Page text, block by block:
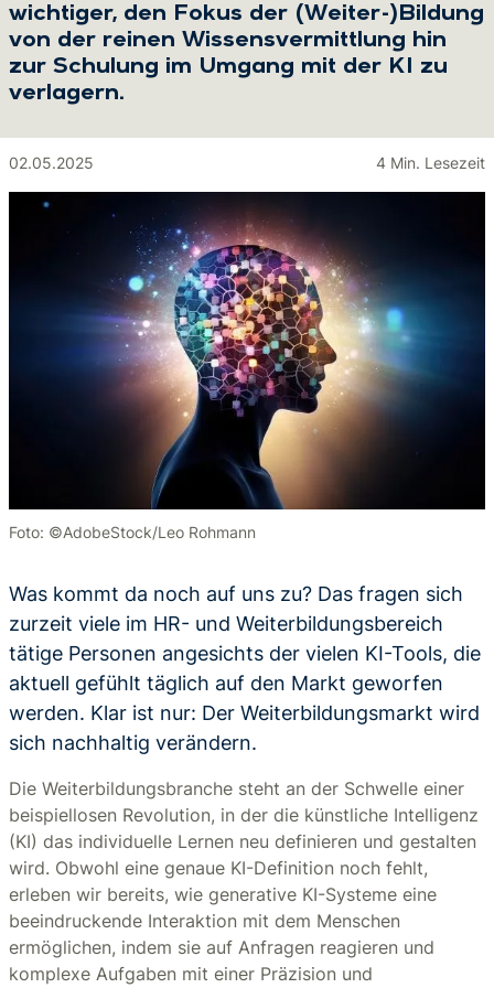
wichtiger, den Fokus der (Weiter-)Bildung
von der reinen Wissensvermittlung hin
zur Schulung im Umgang mit der KI zu
verlagern.
02.05.2025 4 Min. Lesezeit
Foto: ©AdobeStock/Leo Rohmann
Was kommt da noch auf uns zu? Das fragen sich
zurzeit viele im HR- und Weiterbildungsbereich
tätige Personen angesichts der vielen KI-Tools, die
aktuell gefühlt täglich auf den Markt geworfen
werden. Klar ist nur: Der Weiterbildungsmarkt wird
sich nachhaltig verändern.
Die Weiterbildungsbranche steht an der Schwelle einer
beispiellosen Revolution, in der die künstliche Intelligenz
(KI) das individuelle Lernen neu definieren und gestalten
wird. Obwohl eine genaue KI-Definition noch fehlt,
erleben wir bereits, wie generative KI-Systeme eine
beeindruckende Interaktion mit dem Menschen
ermöglichen, indem sie auf Anfragen reagieren und
komplexe Aufgaben mit einer Präzision und